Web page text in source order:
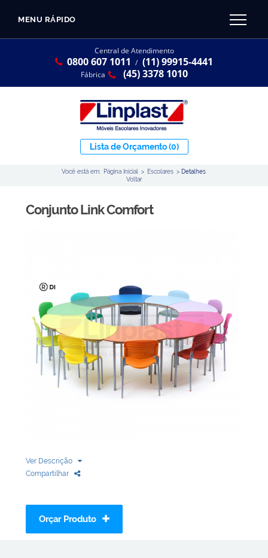
MENU RÁPIDO
Central de Atendimento
0800 607 1011 / (11) 99915-4441
Fábrica (45) 3378 1010
Lista de Orçamento(0)
Você está em: Página Inicial > Escolares >Detalhes
Voltar
Conjunto Link Comfort
Ver Descrição
Compartilhar
Orçar Produto
Linha Resina Plástica
Ambiente Maker
Biblioteca
Armários em Aço
Longarinas
Quadro Branco
Linha Wood Prime
Cadeira especial
CATÁLOGO LINPLAST 2025
SOBRE A EMPRESA